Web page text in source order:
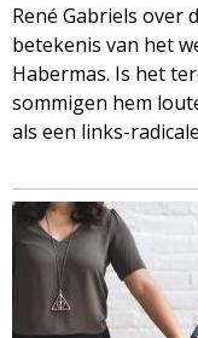
René Gabriels over
betekenis van het
Habermas. Is het
sommigen hem
als een links-